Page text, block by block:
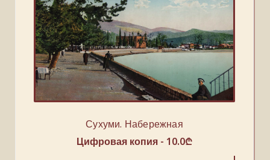
Сухуми. Набережная
Цифровая копия - 10.0₾